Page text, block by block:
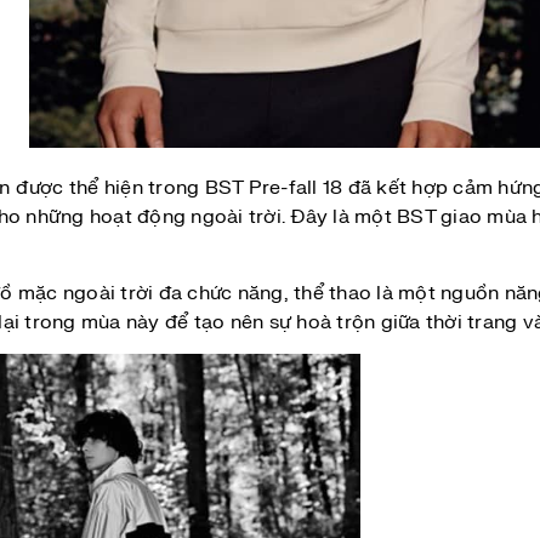
được thể hiện trong BST Pre-fall 18 đã kết hợp cảm
những hoạt động ngoài trời. Đây là một BST giao mùa
mặc ngoài trời đa chức năng, thể thao là một nguồn
trong mùa này để tạo nên sự hoà trộn giữa thời trang